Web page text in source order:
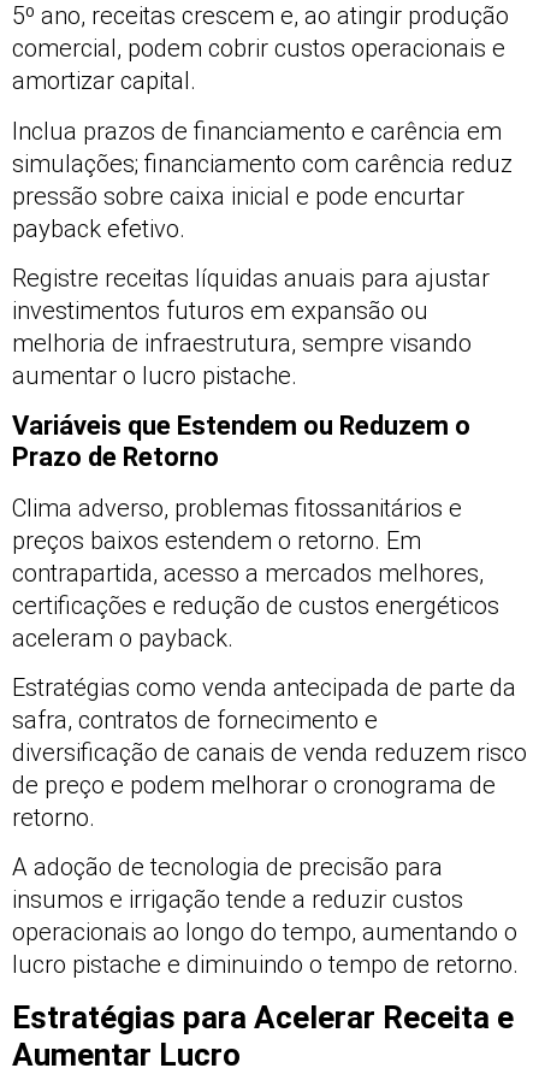
5º ano, receitas crescem e, ao atingir produção
comercial, podem cobrir custos operacionais e
amortizar capital.
Inclua prazos de financiamento e carência em
simulações; financiamento com carência reduz
pressão sobre caixa inicial e pode encurtar
payback efetivo.
Registre receitas líquidas anuais para ajustar
investimentos futuros em expansão ou
melhoria de infraestrutura, sempre visando
aumentar o lucro pistache.
Variáveis que Estendem ou Reduzem o
Prazo de Retorno
Clima adverso, problemas fitossanitários e
preços baixos estendem o retorno. Em
contrapartida, acesso a mercados melhores,
certificações e redução de custos energéticos
aceleram o payback.
Estratégias como venda antecipada de parte da
safra, contratos de fornecimento e
diversificação de canais de venda reduzem risco
de preço e podem melhorar o cronograma de
retorno.
A adoção de tecnologia de precisão para
insumos e irrigação tende a reduzir custos
operacionais ao longo do tempo, aumentando o
lucro pistache e diminuindo o tempo de retorno.
Estratégias para Acelerar Receita e
Aumentar Lucro